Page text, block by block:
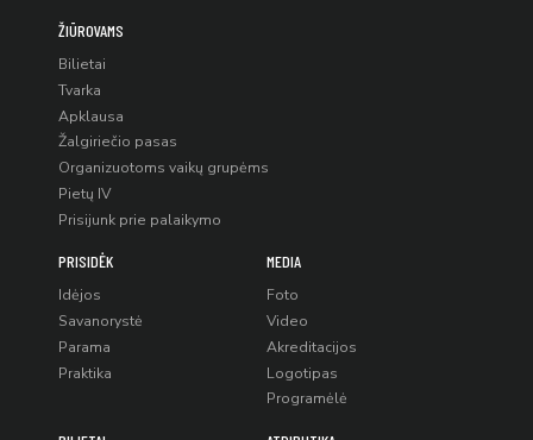
ŽIŪROVAMS
Bilietai
Tvarka
Apklausa
Žalgiriečio pasas
Organizuotoms vaikų grupėms
Pietų IV
Prisijunk prie palaikymo
PRISIDĖK
Idėjos
Savanorystė
Parama
Praktika
MEDIA
Foto
Video
Akreditacijos
Logotipas
Programėlė